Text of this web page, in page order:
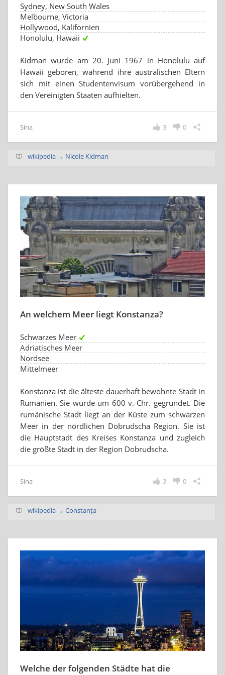
Sydney, New South Wales
Melbourne, Victoria
Hollywood, Kalifornien
Honolulu, Hawaii
Kidman wurde am 20. Juni 1967 in Honolulu auf
Hawaii geboren, während ihre australischen Eltern
sich mit einen Studentenvisum vorübergehend in
den Vereinigten Staaten aufhielten.
Sina 0
3
wikipedia → Nicole Kidman
An welchem Meer liegt Konstanza?
Schwarzes Meer
Adriatisches Meer
Nordsee
Mittelmeer
Konstanza ist die älteste dauerhaft bewohnte Stadt in
Rumänien. Sie wurde um 600 v. Chr. gegründet. Die
rumänische Stadt liegt an der Küste zum schwarzen
Meer in der nördlichen Dobrudscha Region. Sie ist
die Hauptstadt des Kreises Konstanza und zugleich
die größte Stadt in der Region Dobrudscha.
Sina 0
3
wikipedia → Constanța
Welche der folgenden Städte hat die